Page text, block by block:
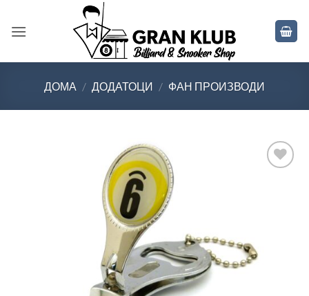
ДОМА / ДОДАТОЦИ / ФАН ПРОИЗВОДИ